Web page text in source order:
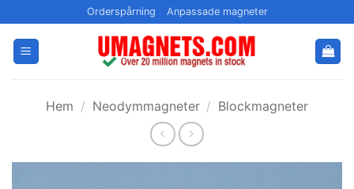
till
innehållet
Orderspårning Anpassade magneter
Hem / Neodymmagneter / Blockmagneter